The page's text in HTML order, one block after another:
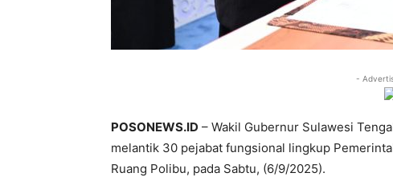
-
POSONEWS.ID – Wakil Gubernur Sulawesi
melantik 30 pejabat fungsional lingkup
Ruang Polibu, pada Sabtu, (6/9/2025).